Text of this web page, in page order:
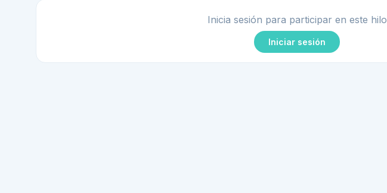
Inicia sesión para participar en este hilo
Iniciar sesión